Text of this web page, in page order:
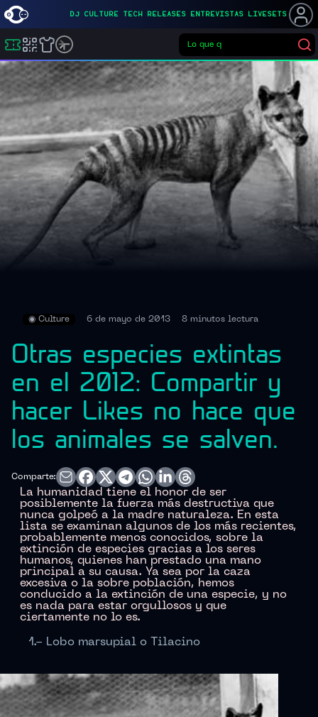
DJ CULTURE TECH RELEASES ENTREVISTAS LIVESETS
Lo que quieras
Buscar eventos
◉ Culture 6 de mayo de 2013 8 minutos lectura
Otras especies extintas
en el 2012: Compartir y
hacer Likes no hace que
los animales se salven.
Comparte:
La humanidad tiene el honor de ser
posiblemente la fuerza más destructiva que
nunca golpeó a la madre naturaleza. En esta
lista se examinan algunos de los más recientes,
probablemente menos conocidos, sobre la
extinción de especies gracias a los seres
humanos, quienes han prestado una mano
principal a su causa. Ya sea por la caza
excesiva o la sobre población, hemos
conducido a la extinción de una especie, y no
es nada para estar orgullosos y que
ciertamente no lo es.
1.- Lobo marsupial o Tilacino